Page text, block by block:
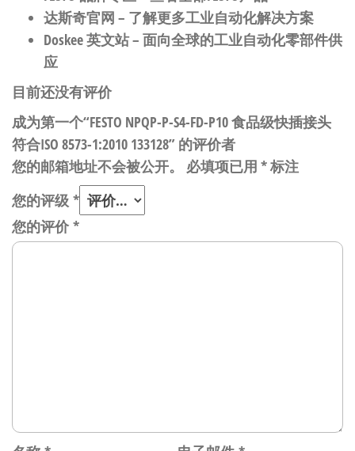
达斯奇官网 – 了解更多工业自动化解决方案
Doskee 英文站– 面向全球的工业自动化零部件供
应
目前还没有评价
成为第一个“FESTO NPQP-P-S4-FD-P10 食品级快插接头
符合ISO 8573-1:2010 133128” 的评价者
您的邮箱地址不会被公开。
必填项已用 *标注
您的评级 *
您的评价*